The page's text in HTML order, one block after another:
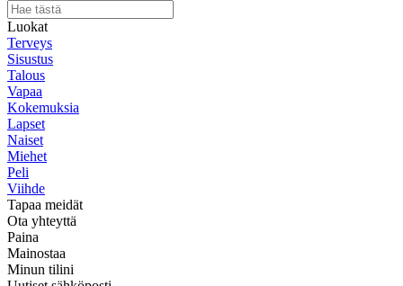
Luokat
Terveys
Sisustus
Talous
Vapaa
Kokemuksia
Lapset
Naiset
Miehet
Peli
Viihde
Tapaa meidät
Ota yhteyttä
Paina
Mainostaa
Minun tilini